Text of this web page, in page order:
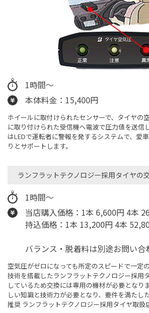
1時間～
本体料金：15,400円
ホイールに取付けられたセンサーで、タイヤの
に取り付けられた受信機へ電波で圧力値を送信
はLEDで運転者に警報を発するシステムで、愛
りとサポートします。
ランフラットテクノロジー採用タイヤの
1時間～
当店購入価格：1本 6,600円 4本
持込価格：1本 13,200円 4本
バランス・脱着料は別途お問い合
空気圧がゼロになっても所定のスピードで一定
技術を搭載したランフラットテクノロジー採用
しているため交換には専用の機材が必要となり
しい知識と技術力が必要となり、要件を満たし
推奨 ランフラットテクノロジー採用タイヤ取扱